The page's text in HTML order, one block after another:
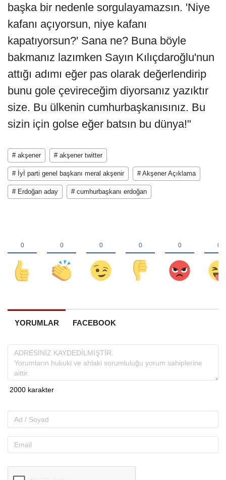
başka bir nedenle sorgulayamazsın. 'Niye
kafanı açıyorsun, niye kafanı
kapatıyorsun?' Sana ne? Buna böyle
bakmanız lazımken Sayın Kılıçdaroğlu'nun
attığı adımı eğer pas olarak değerlendirip
bunu gole çevireceğim diyorsanız yazıktır
size. Bu ülkenin cumhurbaşkanısınız. Bu
sizin için golse eğer batsın bu dünya!"
# akşener # akşener twitter
# İyİ parti genel başkanı meral akşenir # Akşener Açıklama
# Erdoğan aday # cumhurbaşkanı erdoğan
YORUMLAR FACEBOOK